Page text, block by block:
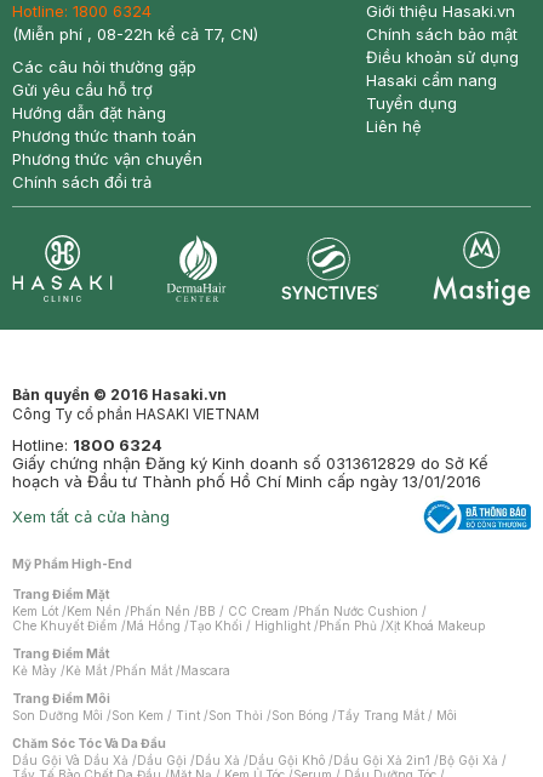
Hotline: 1800 6324
(Miễn phí , 08-22h kể cả T7, CN)
Các câu hỏi thường gặp
Gửi yêu cầu hỗ trợ
Hướng dẫn đặt hàng
Phương thức thanh toán
Phương thức vận chuyển
Chính sách đổi trả
Giới thiệu Hasaki.vn
Chính sách bảo mật
Điều khoản sử dụng
Hasaki cẩm nang
Tuyển dụng
Liên hệ
Bản quyền © 2016 Hasaki.vn
Công Ty cổ phần HASAKI VIETNAM
Hotline: 1800 6324
Giấy chứng nhận Đăng ký Kinh doanh số 0313612829 do Sở Kế
hoạch và Đầu tư Thành phố Hồ Chí Minh cấp ngày 13/01/2016
Xem tất cả cửa hàng
Mỹ Phẩm High-End
Trang Điểm Mặt
Kem Lót /Kem Nền /Phấn Nền /BB / CC Cream /Phấn Nước Cushion /
Che Khuyết Điểm /Má Hồng /Tạo Khối / Highlight /Phấn Phủ /Xịt Khoá Makeup
Trang Điểm Mắt
Kẻ Mày /Kẻ Mắt /Phấn Mắt /Mascara
Trang Điểm Môi
Son Dưỡng Môi /Son Kem / Tint /Son Thỏi /Son Bóng /Tẩy Trang Mắt / Môi
Chăm Sóc Tóc Và Da Đầu
Dầu Gội Và Dầu Xả /Dầu Gội /Dầu Xả /Dầu Gội Khô /Dầu Gội Xả 2in1 /Bộ Gội Xả /